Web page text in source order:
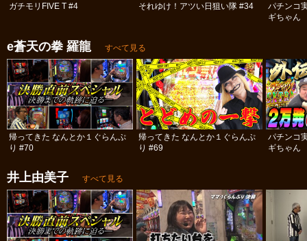
ガチモリFIVE T #4 それゆけ！アツい日狙い隊 #34
パチンコ
ギちゃん
e蒼天の拳 羅龍 すべて見る
帰ってきた なんとか１ぐらんぷ
り #70
帰ってきた なんとか１ぐらんぷ
り #69
パチンコ
ギちゃん
井上由美子 すべて見る